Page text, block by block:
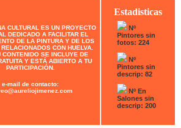
CULTURAL ES UN PROYECTO
DEDICADO A FACILITAR EL
DE LA PINTURA Y DE LOS
CON HUELVA.
CONTENIDO SE INCLUYE DE
Y ESTÁ ABIERTO A TU
PARTICIPACIÓN.
e-mail de contacto:
Estadisticas
Nº
Pintores sin
fotos: 224
Nº
Pintores sin
descrip: 82
Nº En
Salones sin
descrip: 200